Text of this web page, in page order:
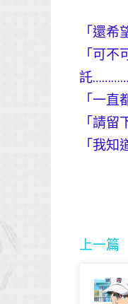
「還
「可
託
「一
「請
「我
上一篇